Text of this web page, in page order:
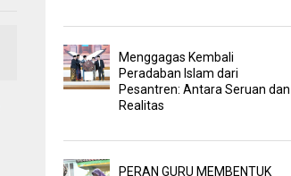
Menggagas Kembali
Peradaban Islam dari
Pesantren: Antara Seruan dan
Realitas
PERAN GURU MEMBENTUK